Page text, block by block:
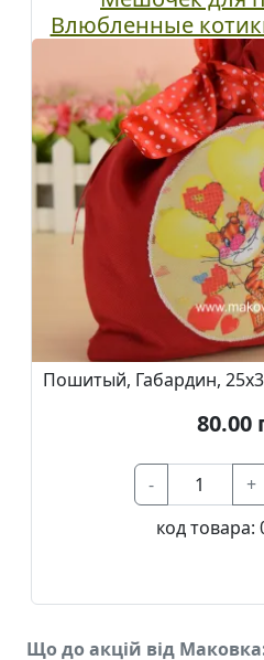
Влюбленные
ТМ
Пошитый, Габардин,
80.00
- +
код товара:
Що до акцій від